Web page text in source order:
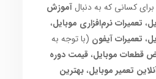
برای کسانی که به دنبالآموزش
، تعمیرات نرم‌افزاری موبایل،
، تعمیرات آیفون (با توجه به
قطعات موبایل،قیمت دوره
تعمیر موبایل،بهترین